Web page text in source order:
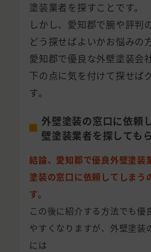
塗装業者を探すことです。
しかし、愛知郡で腕や評判
どう探せばよいかお悩みの
愛知郡で優良な外壁塗装会
下の点に気を付けて探せば
す。
外壁塗装の窓口に依頼
壁塗装業者を探しても
結論、愛知郡で優良外壁塗装
塗装の窓口に依頼してしまう
す。
この後に紹介する方法でも優
やすくなりますが、外壁塗装
には